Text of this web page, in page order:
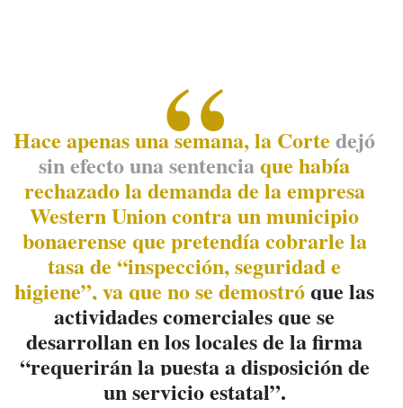
Hace apenas una semana, la Corte dejó
sin efecto una sentenciaque había
rechazado la demanda de la empresa
Western Union contra un municipio
bonaerense que pretendía cobrarle la
tasa de “inspección, seguridad e
higiene”, ya que no se demostróque las
actividades comerciales que se
desarrollan en los locales de la firma
“requerirán la puesta a disposición de
un servicio estatal”.